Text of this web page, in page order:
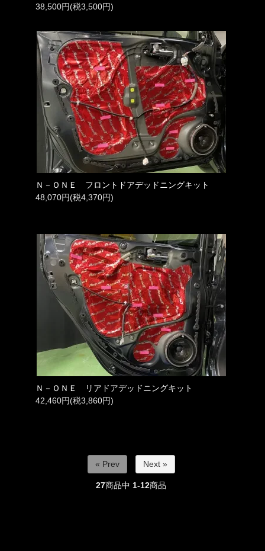
38,500円(税3,500円)
Ｎ－ＯＮＥ フロントドアデッドニングキット
48,070円(税4,370円)
Ｎ－ＯＮＥ リアドアデッドニングキット
42,460円(税3,860円)
« Prev Next »
27商品中 1-12商品